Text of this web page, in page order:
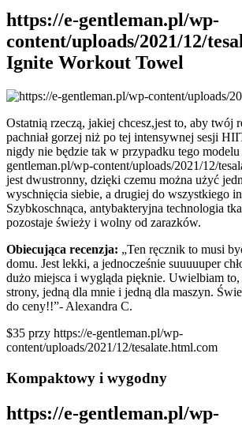
https://e-gentleman.pl/wp-
content/uploads/2021/12/
Ignite Workout Towel
Ostatnią rzeczą, jakiej chcesz,jest to, aby twój
pachniał gorzej niż po tej intensywnej sesji
nigdy nie będzie tak w przypadku tego modelu
gentleman.pl/wp-content/uploads/2021/12/
jest dwustronny, dzięki czemu można użyć
wyschnięcia siebie, a drugiej do wszystkiego
Szybkoschnąca, antybakteryjna technologia
pozostaje świeży i wolny od zarazków.
Obiecująca recenzja: „Ten ręcznik to musi
domu. Jest lekki, a jednocześnie suuuuuper
dużo miejsca i wygląda pięknie. Uwielbiam
strony, jedną dla mnie i jedną dla maszyn.
do ceny!!”- Alexandra C.
$35 przy https://e-gentleman.pl/wp-
content/uploads/2021/12/tesalate.html.com
Kompaktowy i wygodny
https://e-gentleman.pl/wp-